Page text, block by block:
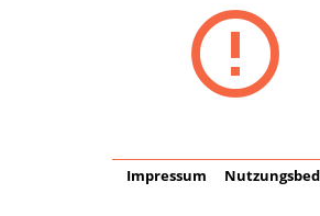
error_outline
Impressum